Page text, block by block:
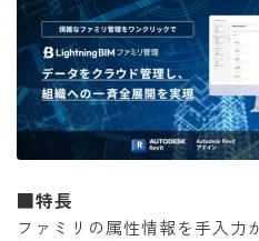
■特長
ファミリの属性情報を手入力